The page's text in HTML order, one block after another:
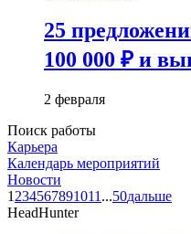
25
100 000 ₽ и
2 февраля
Поиск работы
Карьера
Календарь мероприятий
Новости
1 234567891011 ...50дальше
HeadHunter